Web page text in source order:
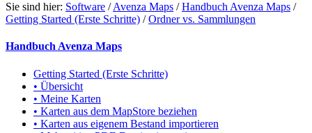
Sie sind hier: Software /Avenza Maps /Handbuch Avenza Maps /
Getting Started (Erste Schritte) /Ordner vs. Sammlungen
Handbuch Avenza Maps
Getting Started (Erste Schritte)
• Übersicht
• Meine Karten
• Karten aus dem MapStore beziehen
• Karten aus eigenem Bestand importieren